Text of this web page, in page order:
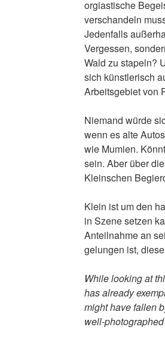
orgiastische
verschandeln
Jedenfalls
Vergessen,
Wald zu stapeln?
sich künstlerisch
Arbeitsgebiet von
Niemand würde
wenn es alte
wie Mumien.
sein. Aber über
Kleinschen
Klein ist um den
in Szene setzen
Anteilnahme an
gelungen ist,
While looking at
has already
might have fallen
well-